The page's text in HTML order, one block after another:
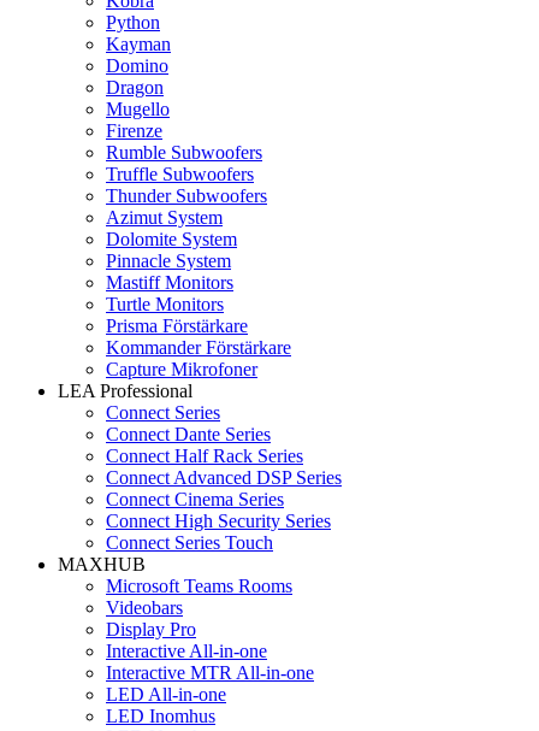
Python
Kayman
Domino
Dragon
Mugello
Firenze
Rumble Subwoofers
Truffle Subwoofers
Thunder Subwoofers
Azimut System
Dolomite System
Pinnacle System
Mastiff Monitors
Turtle Monitors
Prisma Förstärkare
Kommander Förstärkare
Capture Mikrofoner
LEA Professional
Connect Series
Connect Dante Series
Connect Half Rack Series
Connect Advanced DSP Series
Connect Cinema Series
Connect High Security Series
Connect Series Touch
MAXHUB
Microsoft Teams Rooms
Videobars
Display Pro
Interactive All-in-one
Interactive MTR All-in-one
LED All-in-one
LED Inomhus